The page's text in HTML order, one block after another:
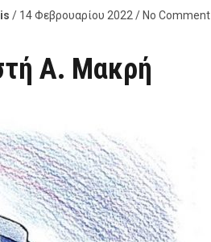
/ 14 Φεβρουαρίου 2022 / No Comment
Α. Μακρή